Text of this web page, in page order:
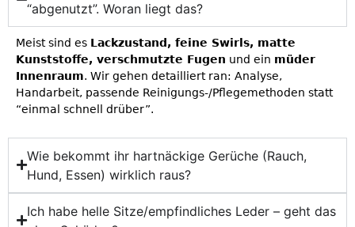
“abgenutzt”. Woran liegt das?
Meist sind es Lackzustand, feine Swirls, matte
Kunststoffe, verschmutzte Fugen und ein müder
Innenraum. Wir gehen detailliert ran: Analyse,
Handarbeit, passende Reinigungs-/Pflegemethoden statt
“einmal schnell drüber”.
Wie bekommt ihr hartnäckige Gerüche (Rauch,
Hund, Essen) wirklich raus?
Ich habe helle Sitze/empfindliches Leder – geht das